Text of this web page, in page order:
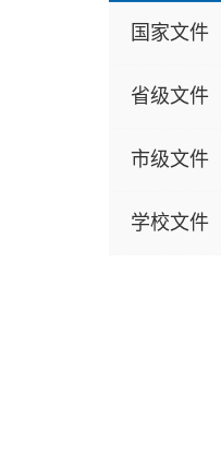
国家文件
省级文件
市级文件
学校文件